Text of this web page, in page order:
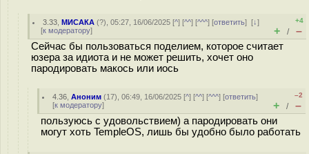
3.33 ,МИСАКА (?), 05:27, 16/06/2025 [^] [^^] [^^^] [ответить][↓]
[к модератору]
+4
+ / –
Сейчас бы пользоваться поделием, которое считает
юзера за идиота и не может решить, хочет оно
пародировать макось или иось
4.36 ,Аноним (17), 06:49, 16/06/2025 [^] [^^] [^^^] [ответить]
[к модератору]
–2
+ / –
пользуюсь с удовольствием) а пародировать они
могут хоть TempleOS, лишь бы удобно было работать